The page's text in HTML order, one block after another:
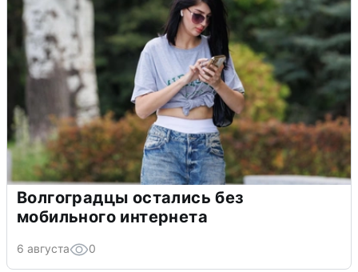
Волгоградцы остались без
мобильного интернета
6 августа 0